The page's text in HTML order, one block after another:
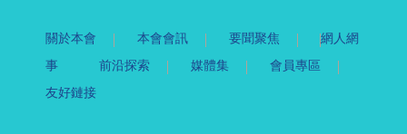
關於本會 本會會訊 要聞聚焦
網人網
事
前沿探索 媒體集
會員專區
友好鏈接